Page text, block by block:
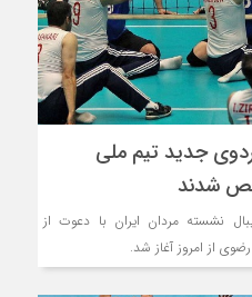
جدید تیم ملی
شدند
نشسته مردان ایران با دعوت از
از امروز آغاز شد.